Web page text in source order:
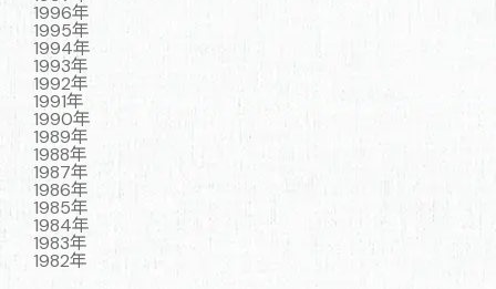
1996年
1995年
1994年
1993年
1992年
1991年
1990年
1989年
1988年
1987年
1986年
1985年
1984年
1983年
1982年